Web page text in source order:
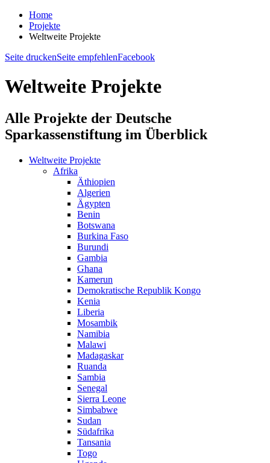
Home
Projekte
Weltweite Projekte
Seite druckenSeite empfehlenFacebook
Weltweite Projekte
Alle Projekte der Deutsche
Sparkassenstiftung im Überblick
Weltweite Projekte
Afrika
Äthiopien
Algerien
Ägypten
Benin
Botswana
Burkina Faso
Burundi
Gambia
Ghana
Kamerun
Demokratische Republik Kongo
Kenia
Liberia
Mosambik
Namibia
Malawi
Madagaskar
Ruanda
Sambia
Senegal
Sierra Leone
Simbabwe
Sudan
Südafrika
Tansania
Togo